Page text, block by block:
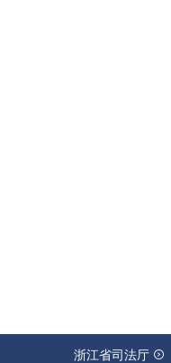
浙江省司法厅